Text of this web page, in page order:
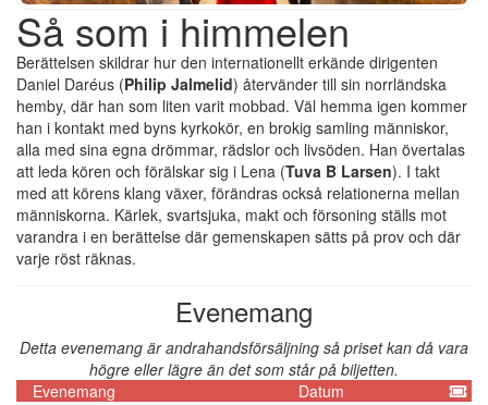
Så som i himmelen
Berättelsen skildrar hur den internationellt erkände dirigenten
Daniel Daréus (Philip Jalmelid) återvänder till sin norrländska
hemby, där han som liten varit mobbad. Väl hemma igen kommer
han i kontakt med byns kyrkokör, en brokig samling människor,
alla med sina egna drömmar, rädslor och livsöden. Han övertalas
att leda kören och förälskar sig i Lena (Tuva B Larsen). I takt
med att körens klang växer, förändras också relationerna mellan
människorna. Kärlek, svartsjuka, makt och försoning ställs mot
varandra i en berättelse där gemenskapen sätts på prov och där
varje röst räknas.
Evenemang
Detta evenemang är andrahandsförsäljning så priset kan då vara
högre eller lägre än det som står på biljetten.
Evenemang
Datum